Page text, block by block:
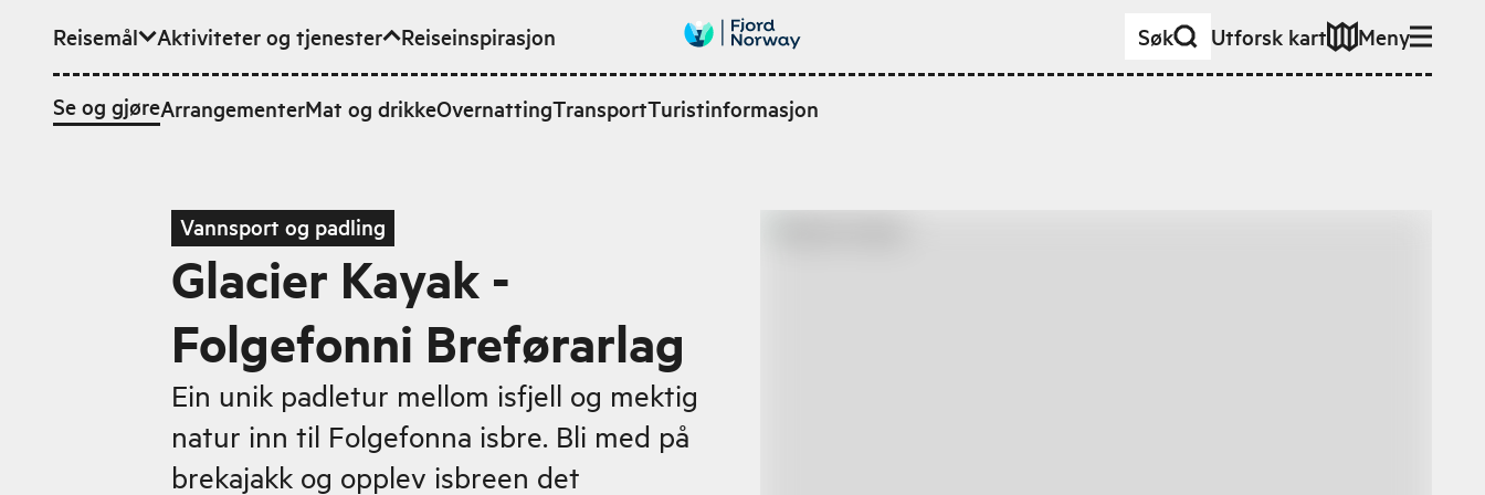
Hopp til hovedinnhold
Reisemål Aktiviteter og tjenester
Se og gjøreArrangementerMat og drikkeOvernattingTransportTuristinformasjon
Reiseinspirasjon Søk Utforsk kart Meny
Vannsport og padling
Glacier Kayak -
Folgefonni Breførarlag
Ein unik padletur mellom isfjell og mektig
natur inn til Folgefonna isbre. Bli med på
brekajakk og opplev isbreen det